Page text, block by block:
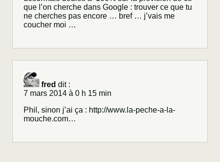
que l’on cherche dans Google : trouver ce que tu
ne cherches pas encore … bref … j’vais me
coucher moi …
fred dit :
7 mars 2014 à 0 h 15 min
Phil, sinon j’ai ça : http://www.la-peche-a-la-
mouche.com…